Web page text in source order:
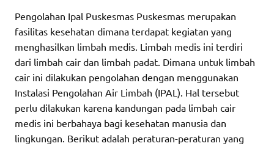
Pengolahan Ipal Puskesmas Puskesmas merupakan
fasilitas kesehatan dimana terdapat kegiatan yang
menghasilkan limbah medis. Limbah medis ini terdiri
dari limbah cair dan limbah padat. Dimana untuk limbah
cair ini dilakukan pengolahan dengan menggunakan
Instalasi Pengolahan Air Limbah (IPAL). Hal tersebut
perlu dilakukan karena kandungan pada limbah cair
medis ini berbahaya bagi kesehatan manusia dan
lingkungan. Berikut adalah peraturan-peraturan yang